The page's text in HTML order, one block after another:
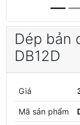
Dép bản
DB12D
Giá
Mã sản phẩm